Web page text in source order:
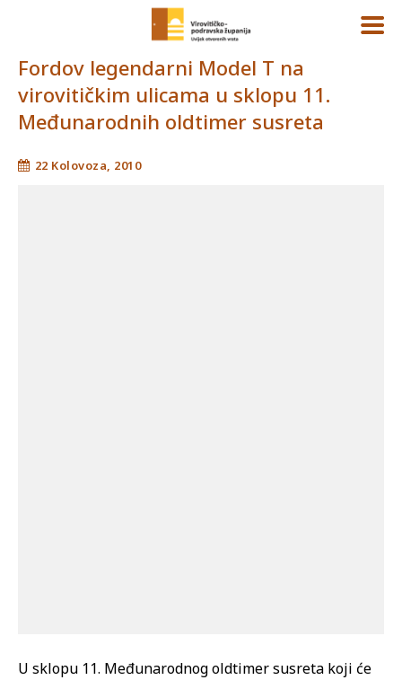
Fordov legendarni Model T na
virovitičkim ulicama u sklopu 11.
Međunarodnih oldtimer susreta
22 Kolovoza, 2010
U sklopu 11. Međunarodnog oldtimer susreta koji će